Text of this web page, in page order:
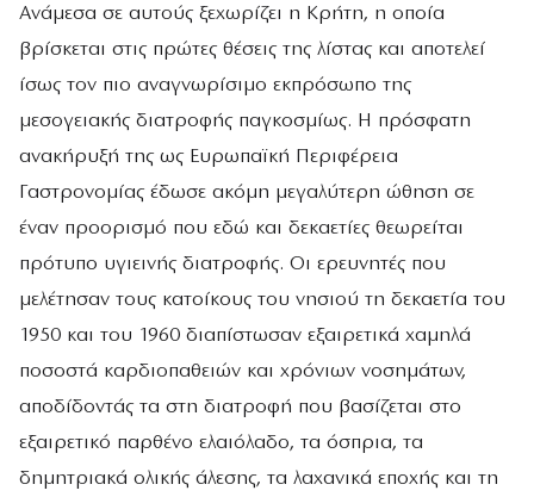
Ανάμεσα σε αυτούς ξεχωρίζει η Κρήτη, η οποία
βρίσκεται στις πρώτες θέσεις της λίστας και αποτελεί
ίσως τον πιο αναγνωρίσιμο εκπρόσωπο της
μεσογειακής διατροφής παγκοσμίως. Η πρόσφατη
ανακήρυξή της ως Ευρωπαϊκή Περιφέρεια
Γαστρονομίας έδωσε ακόμη μεγαλύτερη ώθηση σε
έναν προορισμό που εδώ και δεκαετίες θεωρείται
πρότυπο υγιεινής διατροφής. Οι ερευνητές που
μελέτησαν τους κατοίκους του νησιού τη δεκαετία του
1950 και του 1960 διαπίστωσαν εξαιρετικά χαμηλά
ποσοστά καρδιοπαθειών και χρόνιων νοσημάτων,
αποδίδοντάς τα στη διατροφή που βασίζεται στο
εξαιρετικό παρθένο ελαιόλαδο, τα όσπρια, τα
δημητριακά ολικής άλεσης, τα λαχανικά εποχής και τη